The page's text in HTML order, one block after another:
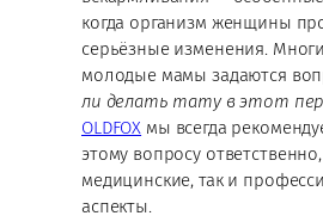
когда организм женщины
серьёзные изменения.
молодые мамы задаются
ли делать тату в этот
OLDFOX мы всегда
этому вопросу
медицинские, так и
аспекты.